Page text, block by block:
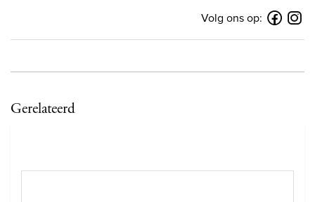
Volg ons op:
Gerelateerd